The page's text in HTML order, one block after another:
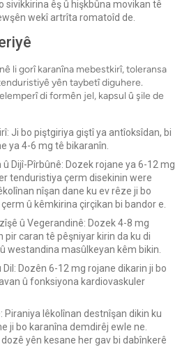
sivikkirina êş û hişkbûna movikan tê
wekî artrîta romatoîd de.
li gorî karanîna mebestkirî, toleransa
yên taybetî diguhere.
di formên jel, kapsul û şile de
Ji bo piştgiriya giştî ya antîoksîdan, bi
ya 4-6 mg tê bikaranîn.
Dijî-Pîrbûnê: Dozek rojane ya 6-12 mg
tenduristiya çerm disekinin were
nîşan dane ku ev rêze ji bo
û kêmkirina çirçikan bi bandor e.
û Vegerandinê: Dozek 4-8 mg
pir caran tê pêşniyar kirin da ku di
westandina masûlkeyan kêm bikin.
Dozên 6-12 mg rojane dikarin ji bo
û fonksiyona kardiovaskuler
Piraniya lêkolînan destnîşan dikin ku
ji bo karanîna demdirêj ewle ne.
yên kesane her gav bi dabînkerê